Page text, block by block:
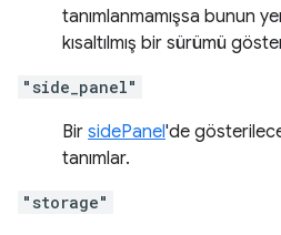
tanımlanmamışsa bunun
kısaltılmış bir sürümü
"side_panel"
Bir sidePanel'de
tanımlar.
"storage"